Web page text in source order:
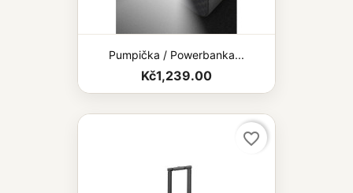
Pumpička / Powerbanka...
Kč1,239.00
favorite_border